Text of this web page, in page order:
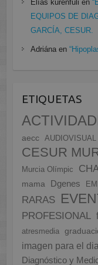
Elías kurenfuli en
EQUIPOS DE
GARCÍA, CESUR.
Adriánaen
ETIQUETAS
aecc AUDIOVISUAL
CESUR
Murcia Olímpic
mama
Dgenes
RARAS
PROFESIONAL
atresmedia
imagen para el
Diagnóstico y